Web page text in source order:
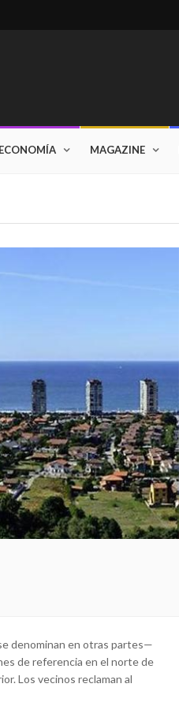
ECONOMÍA MAGAZINE
denominan en otras partes—
de referencia en el norte de
Los vecinos reclaman al